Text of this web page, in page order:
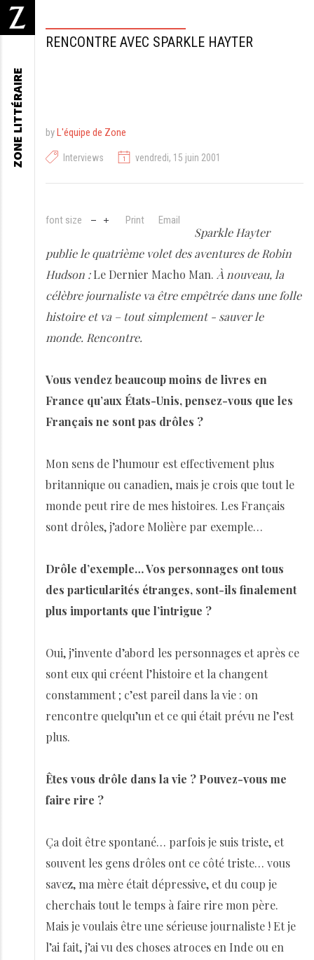
RENCONTRE AVEC SPARKLE HAYTER
byL'équipe de Zone
Interviews vendredi, 15 juin 2001
font size Print Email
Sparkle Hayter
publie le quatrième volet des aventures de Robin
Hudson :Le Dernier Macho Man. À nouveau, la
célèbre journaliste va être empêtrée dans une folle
histoire et va – tout simplement - sauver le
monde. Rencontre.
Vous vendez beaucoup moins de livres en
France qu’aux États-Unis, pensez-vous que les
Français ne sont pas drôles ?
Mon sens de l’humour est effectivement plus
britannique ou canadien, mais je crois que tout le
monde peut rire de mes histoires. Les Français
sont drôles, j’adore Molière par exemple…
Drôle d’exemple… Vos personnages ont tous
des particularités étranges, sont-ils finalement
plus importants que l’intrigue ?
Oui, j’invente d’abord les personnages et après ce
sont eux qui créent l’histoire et la changent
constamment ; c’est pareil dans la vie : on
rencontre quelqu’un et ce qui était prévu ne l’est
plus.
Êtes vous drôle dans la vie ? Pouvez-vous me
faire rire ?
Ça doit être spontané… parfois je suis triste, et
souvent les gens drôles ont ce côté triste… vous
savez, ma mère était dépressive, et du coup je
cherchais tout le temps à faire rire mon père.
Mais je voulais être une sérieuse journaliste ! Et je
l’ai fait, j’ai vu des choses atroces en Inde ou en
ZONE LITTÉRAIRE